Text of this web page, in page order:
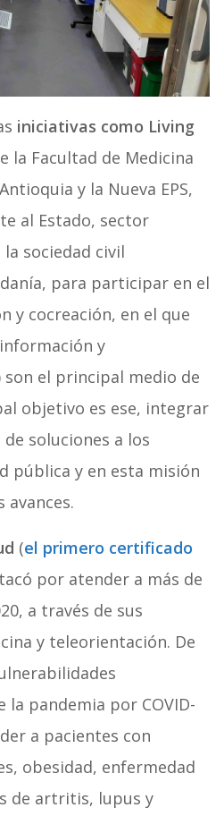
iniciativas como Living
la Facultad de Medicina
y la Nueva EPS,
al Estado, sector
sociedad civil
para participar en el
y cocreación, en el que
y
son el principal medio de
objetivo es ese, integrar
de soluciones a los
pública y en esta misión
(el primero certificado
por atender a más de
a través de sus
y teleorientación. De
la pandemia por COVID-
a pacientes con
obesidad, enfermedad
de artritis, lupus y